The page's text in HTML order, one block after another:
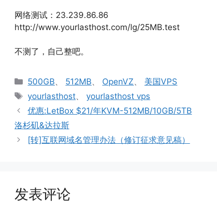
网络测试：23.239.86.86
http://www.yourlasthost.com/lg/25MB.test
不测了，自己整吧。
分
类
500GB、 512MB、 OpenVZ、 美国VPS
标
签
yourlasthost、yourlasthost vps
优惠:LetBox $21/年KVM-512MB/10GB/5TB
洛杉矶&达拉斯
[转]互联网域名管理办法（修订征求意见稿）
发表评论